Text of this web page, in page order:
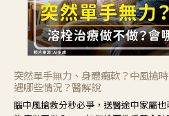
突然單手無力、身體癱軟？中風搶
遇哪些情況？醫解說
腦中風搶救分秒必爭，送醫途中家屬